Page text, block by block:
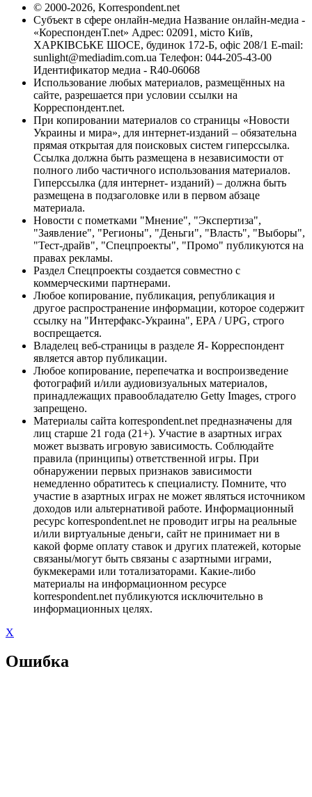
© 2000-2026, Korrespondent.net
Субъект в сфере онлайн-медиа Название онлайн-медиа -
«КореспонденТ.net» Адрес: 02091, місто Київ,
ХАРКІВСЬКЕ ШОСЕ, будинок 172-Б, офіс 208/1 E-mail:
sunlight@mediadim.com.ua Телефон: 044-205-43-00
Идентификатор медиа - R40-06068
Использование любых материалов, размещённых на
сайте, разрешается при условии ссылки на
Корреспондент.net.
При копировании материалов со страницы «Новости
Украины и мира», для интернет-изданий – обязательна
прямая открытая для поисковых систем гиперссылка.
Ссылка должна быть размещена в независимости от
полного либо частичного использования материалов.
Гиперссылка (для интернет- изданий) – должна быть
размещена в подзаголовке или в первом абзаце
материала.
Новости с пометками "Мнение", "Экспертиза",
"Заявление", "Регионы", "Деньги", "Власть", "Выборы",
"Тест-драйв", "Спецпроекты", "Промо" публикуются на
правах рекламы.
Раздел Спецпроекты создается совместно с
коммерческими партнерами.
Любое копирование, публикация, републикация и
другое распространение информации, которое содержит
ссылку на "Интерфакс-Украина", EPA / UPG, строго
воспрещается.
Владелец веб-страницы в разделе Я- Корреспондент
является автор публикации.
Любое копирование, перепечатка и воспроизведение
фотографий и/или аудиовизуальных материалов,
принадлежащих правообладателю Getty Images, строго
запрещено.
Материалы сайта korrespondent.net предназначены для
лиц старше 21 года (21+). Участие в азартных играх
может вызвать игровую зависимость. Соблюдайте
правила (принципы) ответственной игры. При
обнаружении первых признаков зависимости
немедленно обратитесь к специалисту. Помните, что
участие в азартных играх не может являться источником
доходов или альтернативой работе. Информационный
ресурс korrespondent.net не проводит игры на реальные
и/или виртуальные деньги, сайт не принимает ни в
какой форме оплату ставок и других платежей, которые
связаны/могут быть связаны с азартными играми,
букмекерами или тотализаторами. Какие-либо
материалы на информационном ресурсе
korrespondent.net публикуются исключительно в
информационных целях.
X
Ошибка